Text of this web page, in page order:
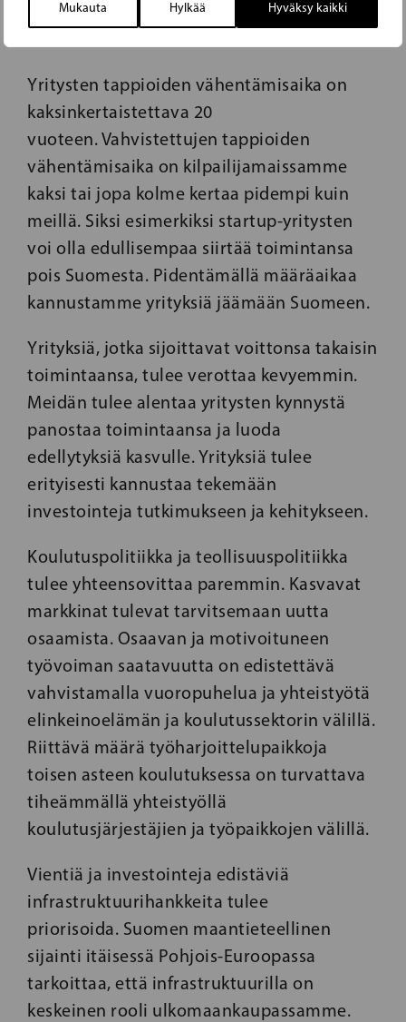
Mukauta Hylkää Hyväksy kaikki
Yrityksillämme on oltava paremmat
Yritysten tappioiden vähentämisaika on
kaksinkertaistettava 20
vuoteen. Vahvistettujen tappioiden
vähentämisaika on kilpailijamaissamme
kaksi tai jopa kolme kertaa pidempi kuin
meillä. Siksi esimerkiksi startup-yritysten
voi olla edullisempaa siirtää toimintansa
pois Suomesta. Pidentämällä määräaikaa
kannustamme yrityksiä jäämään Suomeen.
Yrityksiä, jotka sijoittavat voittonsa takaisin
toimintaansa, tulee verottaa kevyemmin.
Meidän tulee alentaa yritysten kynnystä
panostaa toimintaansa ja luoda
edellytyksiä kasvulle. Yrityksiä tulee
erityisesti kannustaa tekemään
investointeja tutkimukseen ja kehitykseen.
Koulutuspolitiikka ja teollisuuspolitiikka
tulee yhteensovittaa paremmin. Kasvavat
markkinat tulevat tarvitsemaan uutta
osaamista. Osaavan ja motivoituneen
työvoiman saatavuutta on edistettävä
vahvistamalla vuoropuhelua ja yhteistyötä
elinkeinoelämän ja koulutussektorin välillä.
Riittävä määrä työharjoittelupaikkoja
toisen asteen koulutuksessa on turvattava
tiheämmällä yhteistyöllä
koulutusjärjestäjien ja työpaikkojen välillä.
Vientiä ja investointeja edistäviä
infrastruktuurihankkeita tulee
priorisoida. Suomen maantieteellinen
sijainti itäisessä Pohjois-Euroopassa
tarkoittaa, että infrastruktuurilla on
keskeinen rooli ulkomaankaupassamme.